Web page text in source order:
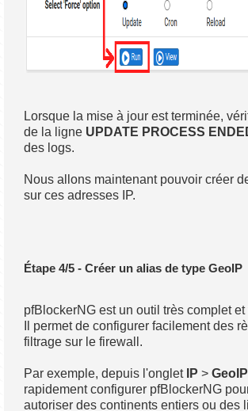
Lorsque la mise à jour est terminée,
de la ligne UPDATE PROCESS
des logs.
Nous allons maintenant pouvoir créer
sur ces adresses IP.
Étape 4/5 - Créer un alias de type GeoIP
pfBlockerNG est un outil très complet et
Il permet de configurer facilement des
filtrage sur le firewall.
Par exemple, depuis l'onglet IP >GeoIP
rapidement configurer pfBlockerNG
autoriser des continents entiers ou des